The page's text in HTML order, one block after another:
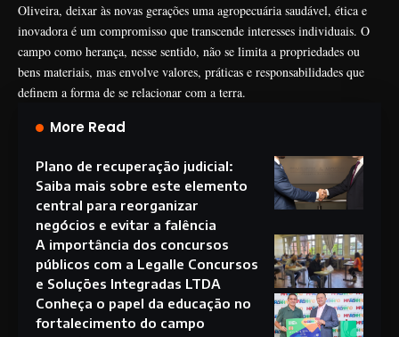
Oliveira, deixar às novas gerações uma agropecuária saudável, ética e
inovadora é um compromisso que transcende interesses individuais. O
campo como herança, nesse sentido, não se limita a propriedades ou
bens materiais, mas envolve valores, práticas e responsabilidades que
definem a forma de se relacionar com a terra.
More Read
Plano de recuperação judicial:
Saiba mais sobre este elemento
central para reorganizar
negócios e evitar a falência
A importância dos concursos
públicos com a Legalle Concursos
e Soluções Integradas LTDA
Conheça o papel da educação no
fortalecimento do campo